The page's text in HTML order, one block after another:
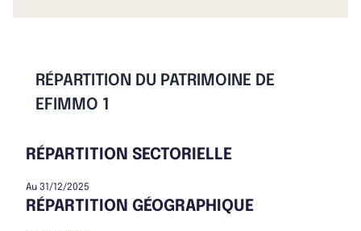
RÉPARTITION DU PATRIMOINE DE
EFIMMO 1
RÉPARTITION SECTORIELLE
Au 31/12/2025
RÉPARTITION GÉOGRAPHIQUE